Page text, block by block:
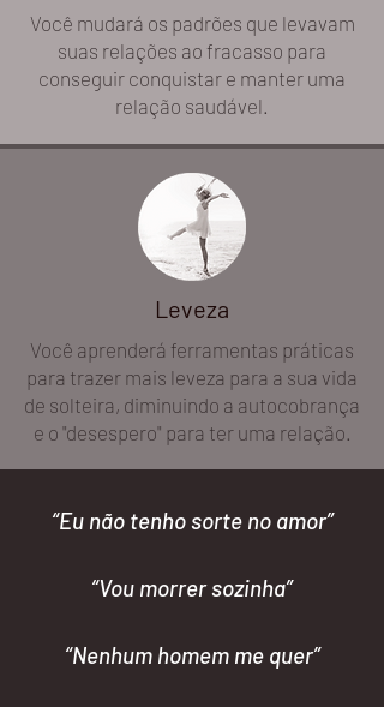
Você mudará os padrões que levavam
suas relações ao fracasso para
conseguir conquistar e manter uma
relação saudável.
Leveza
Você aprenderá ferramentas práticas
para trazer mais leveza para a sua vida
de solteira, diminuindo a autocobrança
e o "desespero" para ter uma relação.
“Eu não tenho sorte no amor”
“Vou morrer sozinha”
“Nenhum homem me quer”